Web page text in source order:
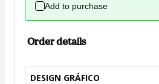
Add to purchase
Order details
DESIGN GRÁFICO